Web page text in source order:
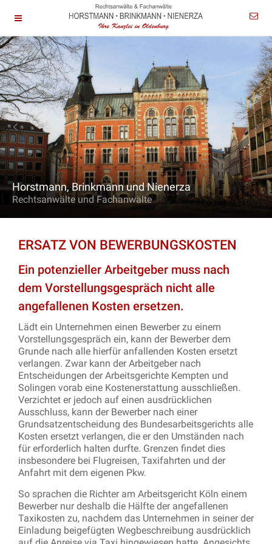
Horstmann, Brinkmann und Nienerza
Rechtsanwälte und Fachanwälte
ERSATZ VON BEWERBUNGSKOSTEN
Ein potenzieller Arbeitgeber muss nach
dem Vorstellungsgespräch nicht alle
angefallenen Kosten ersetzen.
Lädt ein Unternehmen einen Bewerber zu einem
Vorstellungsgespräch ein, kann der Bewerber dem
Grunde nach alle hierfür anfallenden Kosten ersetzt
verlangen. Zwar kann der Arbeitgeber nach
Entscheidungen der Arbeitsgerichte Kempten und
Solingen vorab eine Kostenerstattung ausschließen.
Verzichtet er jedoch auf einen ausdrücklichen
Ausschluss, kann der Bewerber nach einer
Grundsatzentscheidung des Bundesarbeitsgerichts alle
Kosten ersetzt verlangen, die er den Umständen nach
für erforderlich halten durfte. Grenzen findet dies
insbesondere bei Flugreisen, Taxifahrten und der
Anfahrt mit dem eigenen Pkw.
So sprachen die Richter am Arbeitsgericht Köln einem
Bewerber nur deshalb die Hälfte der angefallenen
Taxikosten zu, nachdem das Unternehmen in seiner der
Einladung beigefügten Wegbeschreibung ausdrücklich